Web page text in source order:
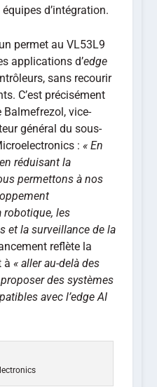
d’intégration.
permet au VL53L9
applications d’edge
sans recourir
C’est précisément
Balmefrezol, vice-
général du sous-
:« En
réduisant la
permettons à nos
robotique, les
et la surveillance de la
reflète la
à« aller au-delà des
des systèmes
avec l’edge AI